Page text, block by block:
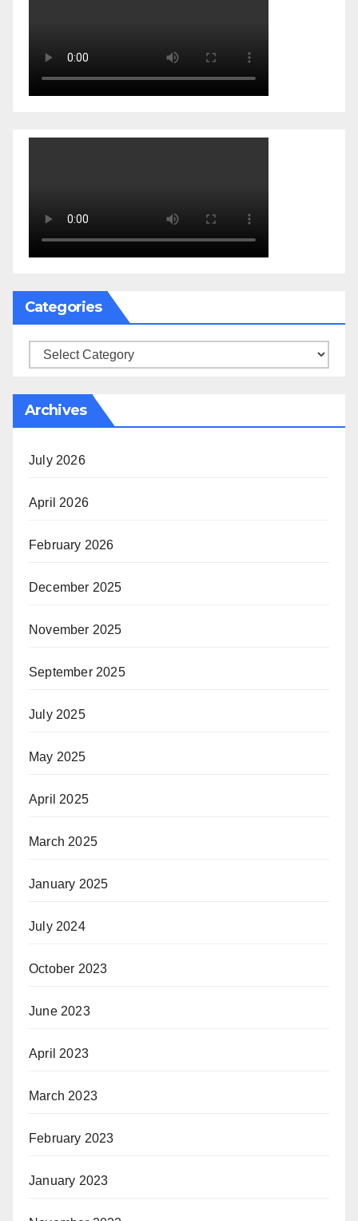
Categories
Categories
Archives
July 2026
April 2026
February 2026
December 2025
November 2025
September 2025
July 2025
May 2025
April 2025
March 2025
January 2025
July 2024
October 2023
June 2023
April 2023
March 2023
February 2023
January 2023